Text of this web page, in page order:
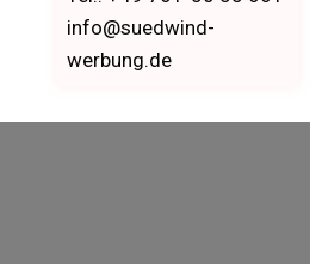
info@suedwind-
werbung.de